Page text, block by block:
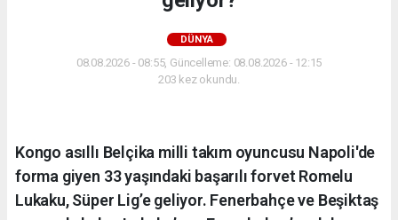
DÜNYA
08.08.2026 - 08:55, Güncelleme: 08.08.2026 - 12:15
203 kez okundu.
Kongo asıllı Belçika milli takım oyuncusu Napoli'de
forma giyen 33 yaşındaki başarılı forvet Romelu
Lukaku, Süper Lig’e geliyor. Fenerbahçe ve Beşiktaş